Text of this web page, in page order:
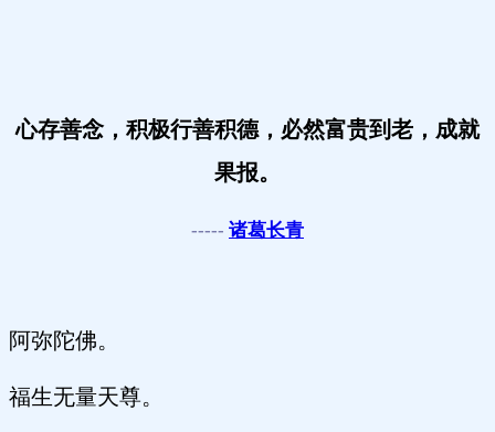
心存善念，积极行善积德，必然富贵到老，成就
果报。
----- 诸葛长青
阿弥陀佛。
福生无量天尊。